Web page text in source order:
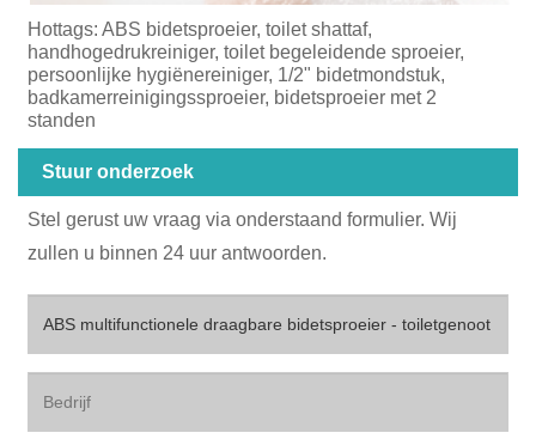
Hottags: ABS bidetsproeier, toilet shattaf,
handhogedrukreiniger, toilet begeleidende sproeier,
persoonlijke hygiënereiniger, 1/2" bidetmondstuk,
badkamerreinigingssproeier, bidetsproeier met 2
standen
Stuur onderzoek
Stel gerust uw vraag via onderstaand formulier. Wij
zullen u binnen 24 uur antwoorden.